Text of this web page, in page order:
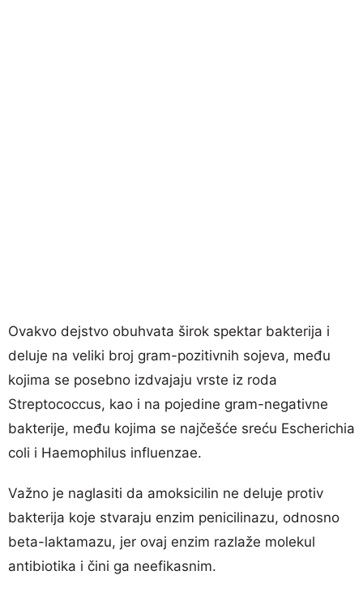
Ovakvo dejstvo obuhvata širok spektar bakterija i
deluje na veliki broj gram-pozitivnih sojeva, među
kojima se posebno izdvajaju vrste iz roda
Streptococcus, kao i na pojedine gram-negativne
bakterije, među kojima se najčešće sreću Escherichia
coli i Haemophilus influenzae.
Važno je naglasiti da amoksicilin ne deluje protiv
bakterija koje stvaraju enzim penicilinazu, odnosno
beta-laktamazu, jer ovaj enzim razlaže molekul
antibiotika i čini ga neefikasnim.